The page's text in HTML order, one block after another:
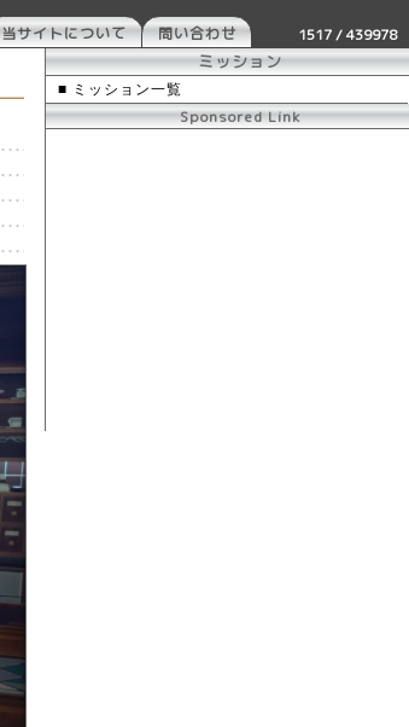
1517 / 439978
当サイトについて 問い合わせ
ミッション
■ ミッション一覧
Sponsored Link